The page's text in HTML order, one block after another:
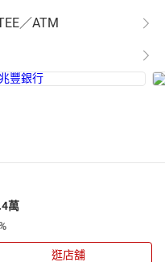
／ATM
萬
逛店舖